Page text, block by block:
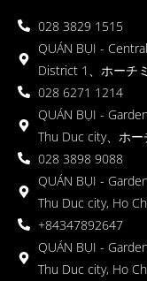
028 3829 1515
QUÁN BỤI -
District 1、ホーチ
028 6271 1214
QUÁN BỤI -
Thu Duc city、ホ
028 3898 9088
QUÁN BỤI -
Thu Duc city, Ho
+84347892647
QUÁN BỤI -
Thu Duc city, Ho